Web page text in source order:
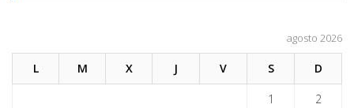
agosto 2026
L M X J V S D
1 2